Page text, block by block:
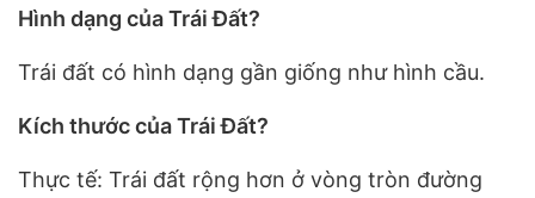
Hình dạng của Trái Đất?
Trái đất có hình dạng gần giống như hình cầu.
Kích thước của Trái Đất?
Thực tế: Trái đất rộng hơn ở vòng tròn đường